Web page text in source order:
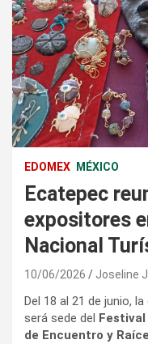
EDOMEX MÉXICO
Ecatepec
expositores
Nacional
10/06/2026 Joseline
Del 18 al 21 de junio,
será sede del
de Encuentro y